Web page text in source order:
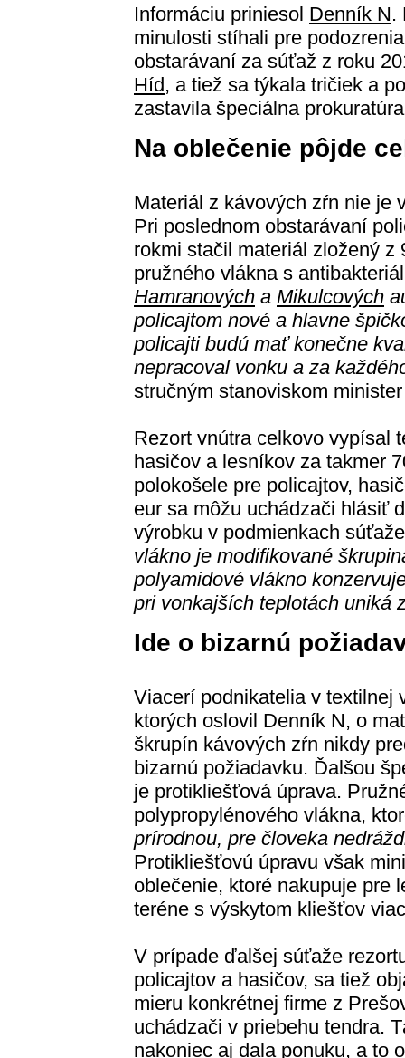
Informáciu priniesol Denník N.
minulosti stíhali pre
obstarávaní za súťaž z roku
Híd , a tiež sa týkala tričiek a
zastavila špeciálna
Na oblečenie pôjde
Materiál z kávových zŕn nie je
Pri poslednom obstarávaní
rokmi stačil materiál zložený
pružného vlákna s
Hamranových a Mikulcových
policajtom nové a hlavne
policajti budú mať konečne
nepracoval vonku a za
stručným stanoviskom
Rezort vnútra celkovo vypísal
hasičov a lesníkov za takmer
polokošele pre policajtov,
eur sa môžu uchádzači hlásiť
výrobku v podmienkach
vlákno je modifikované
polyamidové vlákno
pri vonkajších teplotách uniká
Ide o bizarnú
Viacerí podnikatelia v textilnej
ktorých oslovil Denník N, o
škrupín kávových zŕn nikdy
bizarnú požiadavku. Ďalšou
je protikliešťová úprava.
polypropylénového vlákna,
prírodnou, pre človeka
Protikliešťovú úpravu však
oblečenie, ktoré nakupuje pre
teréne s výskytom kliešťov
V prípade ďalšej súťaže
policajtov a hasičov, sa tiež
mieru konkrétnej firme z
uchádzači v priebehu tendra.
nakoniec aj dala ponuku, a to